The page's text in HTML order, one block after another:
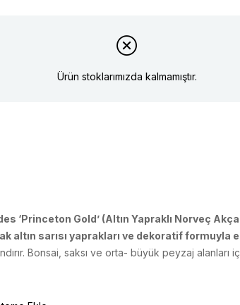
Ürün stoklarımızda kalmamıştır.
‘Princeton Gold’ (Altın Yapraklı Norveç
altın sarısı yaprakları ve dekoratif formuyla
Bonsai, saksı ve orta- büyük peyzaj alanları